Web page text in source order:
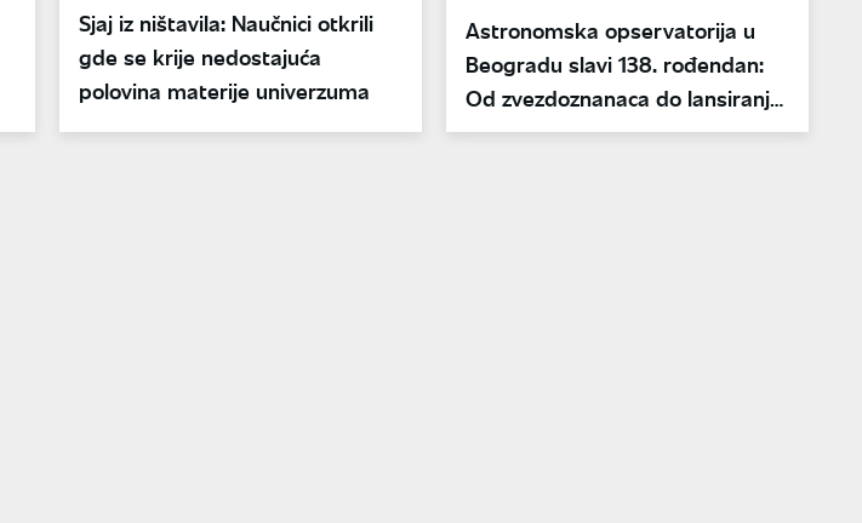
Sjaj iz ništavila: Naučnici otkrili
gde se krije nedostajuća
polovina materije univerzuma
Astronomska opservatorija u
Beogradu slavi 138. rođendan:
Od zvezdoznanaca do lansiranja
satelita